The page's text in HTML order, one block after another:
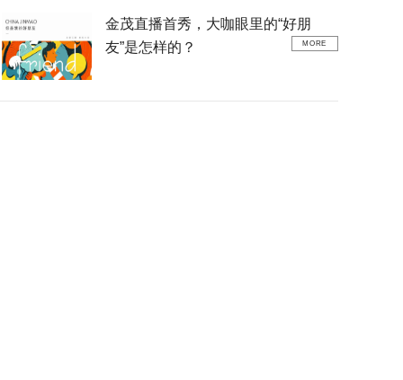
金茂直播首秀，大咖眼里的“好朋
友”是怎样的？
MORE